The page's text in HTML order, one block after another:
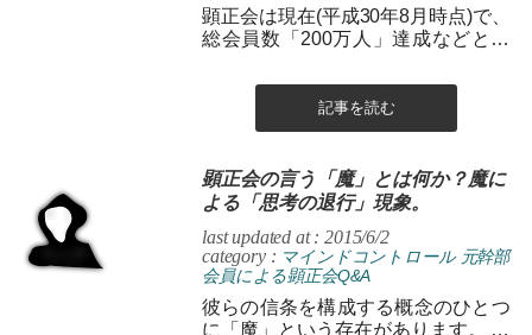
顕正会は現在(平成30年8月時点)で、
総会員数「200万人」達成などと謳
(実際に存在する人数)を表してい...
記事を読む
顕正会の言う「魔」とは何か？魔に
よる「思考の退行」現象。
last updated at : 2015/6/2
category : マインドコントロール 元幹部
会員による顕正会Q&A
彼らの信条を構成する概念のひとつ
に「魔」という存在があります。 ま